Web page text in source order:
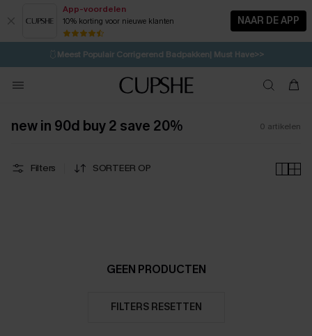
App-voordelen
10% korting voor nieuwe klanten NAAR DE APP
⚡️LAATSTE KANS | Tot 50% korting>>
🩱Meest Populair Corrigerend Badpakken| Must Have>>
💌Abonneer je & ontvang tot 15% korting>>
Koop 3, krijg 15% korting | CODE: SW15
new in 90d buy 2 save 20% 0 artikelen
Filters SORTEER OP
GEEN PRODUCTEN
FILTERS RESETTEN